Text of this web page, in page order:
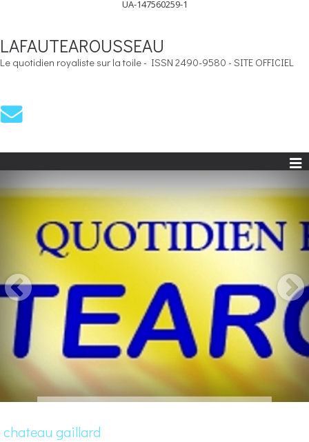
UA-147560259-1
LAFAUTEAROUSSEAU
Le quotidien royaliste sur la toile - ISSN 2490-9580 - SITE OFFICIEL
chateau gaillard